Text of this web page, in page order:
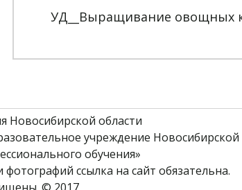
УД__Выращивание овощных
Новосибирской области
учреждение Новосибирской
обучения»
ссылка на сайт обязательна.